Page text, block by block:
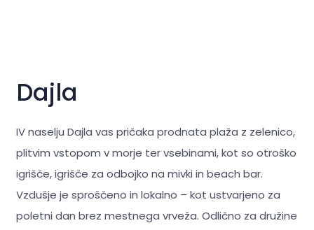
Dajla
IV naselju Dajla vas pričaka prodnata plaža z zelenico,
plitvim vstopom v morje ter vsebinami, kot so otroško
igrišče, igrišče za odbojko na mivki in beach bar.
Vzdušje je sproščeno in lokalno – kot ustvarjeno za
poletni dan brez mestnega vrveža. Odlično za družine